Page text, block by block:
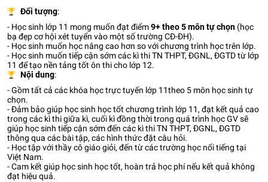
Đối tượng:
- Học sinh lớp 11 mong muốn đạt điểm9+ theo 5 môn tự chọn (học
bạ đẹp cơ hội xét tuyển vào một số trường CĐ-ĐH).
- Học sinh muốn học nâng cao hơn so với chương trình học trên lớp.
- Học sinh muốn tiếp cận sớm các kì thi TN THPT, ĐGNL, ĐGTD từ lớp
11 để tạo nền tảng tốt ôn thi cho lớp 12.
Nội dung:
- Gồm tất cả các khóa học trực tuyến lớp 11theo 5 môn học sinh tự
chọn.
- Đảm bảo giúp học sinh học tốt chương trình lớp 11, đạt kết quả cao
trong các kì thi giữa kì, cuối kì đồng thời trong quá trình học GV sẽ
giúp học sinh tiếp cận sớm đến các kì thi TN THPT, ĐGNL, ĐGTD
thông qua các bài tập, các hình thức đặt câu hỏi.
- Học tập với thầy cô giáo giỏi, đến từ các trường học nổi tiếng tại
Việt Nam.
- Cam kết giúp học sinh học tốt, hoàn trả học phí nếu kết quả không
đạt hiệu quả.